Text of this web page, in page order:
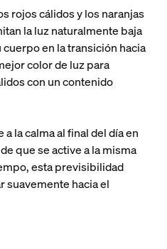
rojos cálidos y los naranjas
la luz naturalmente baja
en la transición hacia
color de luz para
con un contenido
la calma al final del día en
que se active a la misma
esta previsibilidad
suavemente hacia el